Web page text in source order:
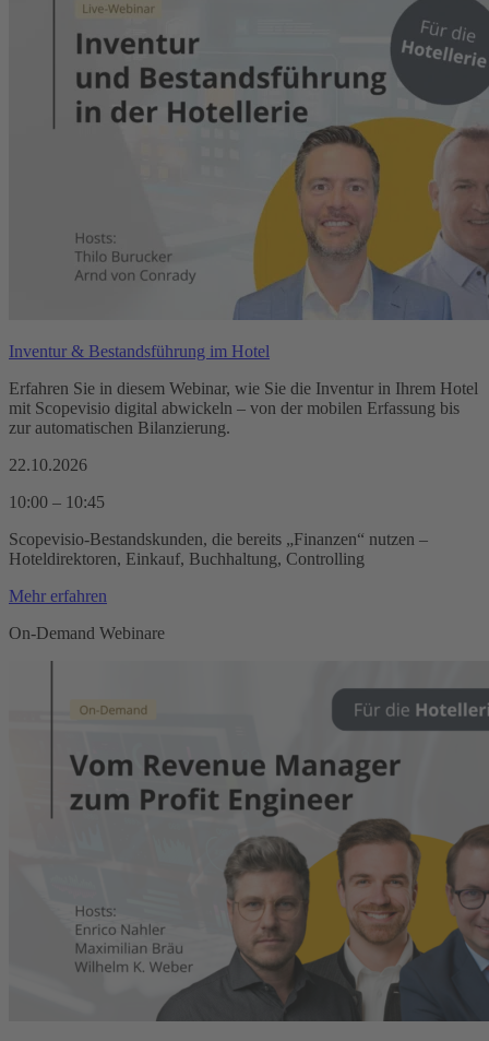
Inventur & Bestandsführung im Hotel
Erfahren Sie in diesem Webinar, wie Sie die Inventur in Ihrem Hotel
mit Scopevisio digital abwickeln – von der mobilen Erfassung bis
zur automatischen Bilanzierung.
22.10.2026
10:00 – 10:45
Scopevisio-Bestandskunden, die bereits „Finanzen“ nutzen –
Hoteldirektoren, Einkauf, Buchhaltung, Controlling
Mehr erfahren
On-Demand Webinare